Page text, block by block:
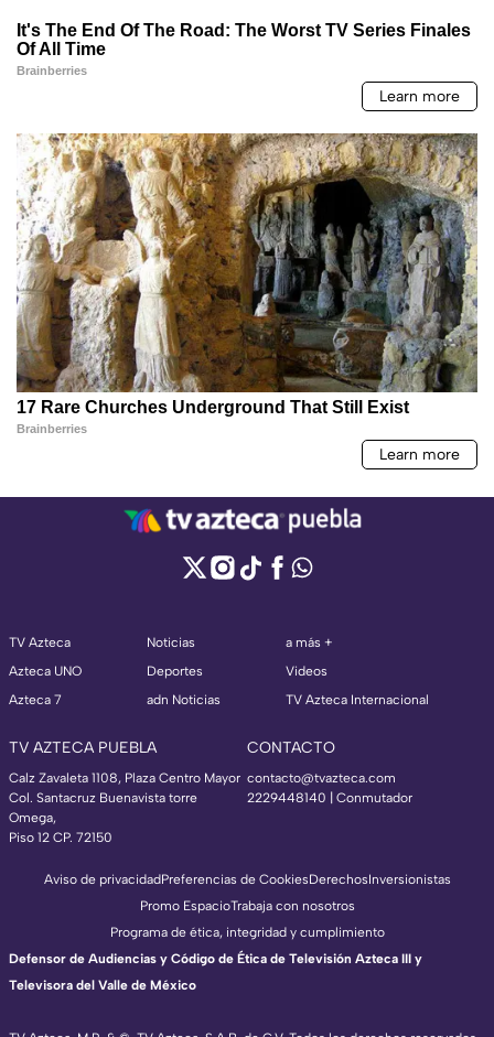
TV Azteca
Azteca UNO
Azteca 7
Noticias
Deportes
adn Noticias
a más +
Videos
TV Azteca Internacional
TV AZTECA PUEBLA
Calz Zavaleta 1108, Plaza Centro Mayor
Col. Santacruz Buenavista torre
Omega,
Piso 12 CP. 72150
CONTACTO
contacto@tvazteca.com
2229448140 | Conmutador
Aviso de privacidadPreferencias de CookiesDerechosInversionistas
Promo EspacioTrabaja con nosotros
Programa de ética, integridad y cumplimiento
Defensor de Audiencias y Código de Ética de Televisión Azteca III y
Televisora del Valle de México